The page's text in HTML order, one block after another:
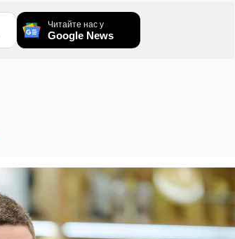
Читайте нас у
Google News